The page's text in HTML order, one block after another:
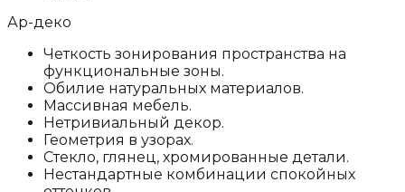
Ар-деко
Четкость зонирования пространства на
функциональные зоны.
Обилие натуральных материалов.
Массивная мебель.
Нетривиальный декор.
Геометрия в узорах.
Стекло, глянец, хромированные детали.
Нестандартные комбинации спокойных